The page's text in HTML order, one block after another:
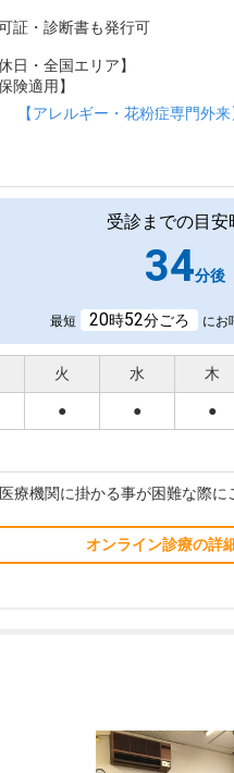
証・診断書も発行可
日・全国エリア】
険適用】
【アレルギー・花粉症専門外
受診までの目安
34分後
最短 20時52分ごろ にお
火 水 木
● ● ●
療機関に掛かる事が困難な際に
オンライン診療の詳